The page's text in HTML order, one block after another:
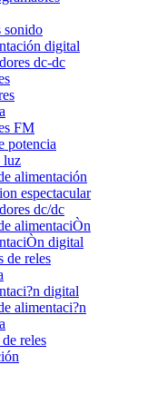
sonido
digital
dc-dc
FM
potencia
luz
alimentación
espectacular
dc/dc
alimentaciÒn
digital
de reles
digital
alimentaci?n
reles